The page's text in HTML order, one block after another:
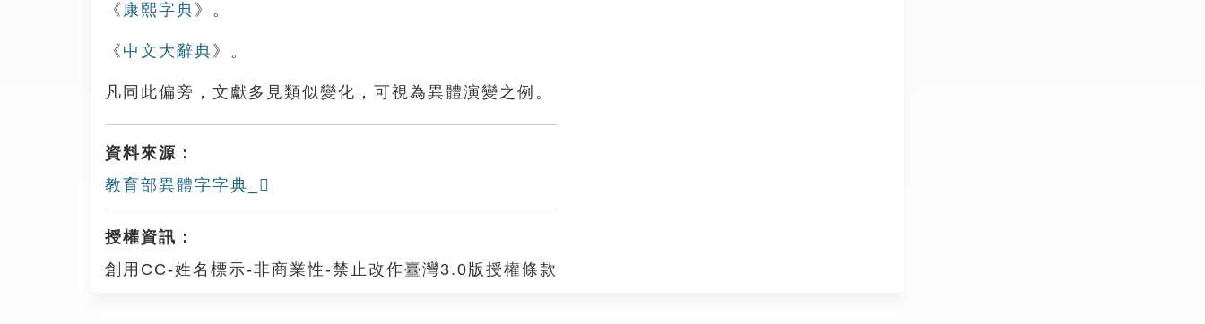
《 康熙字典 》。
《 中文大辭典 》。
凡同此偏旁，文獻多見類似變化，可視為異體演變之例。
資料來源：
教育部異體字字典_𨻨
授權資訊：
創用CC-姓名標示-非商業性-禁止改作臺灣3.0版授權條款